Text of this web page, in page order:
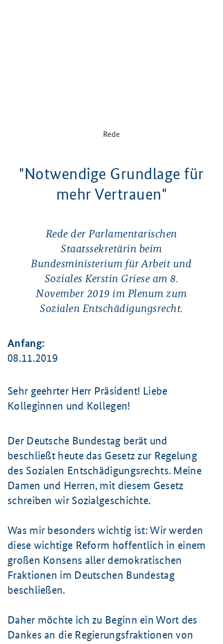
Rede
"Notwendige Grundlage für
mehr Vertrauen"
Rede der Parlamentarischen
Staatssekretärin beim
Bundesministerium für Arbeit und
Soziales Kerstin Griese am 8.
November 2019 im Plenum zum
Sozialen Entschädigungsrecht.
Anfang:
08.11.2019
Sehr geehrter Herr Präsident! Liebe
Kolleginnen und Kollegen!
Der Deutsche Bundestag berät und
beschließt heute das Gesetz zur Regelung
des Sozialen Entschädigungsrechts. Meine
Damen und Herren, mit diesem Gesetz
schreiben wir Sozialgeschichte.
Was mir besonders wichtig ist: Wir werden
diese wichtige Reform hoffentlich in einem
großen Konsens aller demokratischen
Fraktionen im Deutschen Bundestag
beschließen.
Daher möchte ich zu Beginn ein Wort des
Dankes an die Regierungsfraktionen von